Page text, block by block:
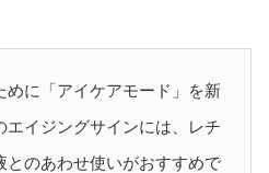
めに「アイケアモード」を新
エイジングサインには、レチ
とのあわせ使いがおすすめで